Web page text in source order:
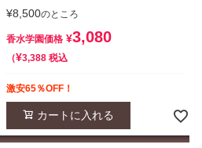
¥8,500のところ
香水学園価格 ¥3,080
¥3,388 税込
激安65％OFF！
カートに入れる